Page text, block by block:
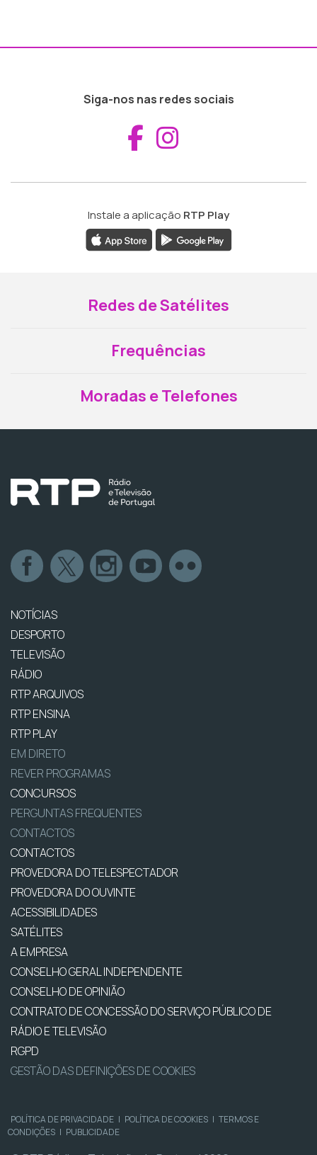
Siga-nos nas redes sociais
Aceder ao
Instale a aplicação RTP Play
Redes de Satélites
Frequências
Moradas e Telefones
NOTÍCIAS
DESPORTO
TELEVISÃO
RÁDIO
RTP ARQUIVOS
RTP ENSINA
RTP PLAY
EM DIRETO
REVER PROGRAMAS
CONCURSOS
PERGUNTAS FREQUENTES
CONTACTOS
CONTACTOS
PROVEDORA DO TELESPECTADOR
PROVEDORA DO OUVINTE
ACESSIBILIDADES
SATÉLITES
A EMPRESA
CONSELHO GERAL INDEPENDENTE
CONSELHO DE OPINIÃO
CONTRATO DE CONCESSÃO DO SERVIÇO PÚBLICO DE
RÁDIO E TELEVISÃO
RGPD
GESTÃO DAS DEFINIÇÕES DE COOKIES
POLÍTICA DE PRIVACIDADE | POLÍTICA DE COOKIES | TERMOS E
CONDIÇÕES | PUBLICIDADE